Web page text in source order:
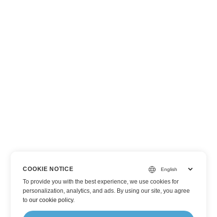
COOKIE NOTICE
To provide you with the best experience, we use cookies for
personalization, analytics, and ads. By using our site, you agree
toour cookie policy.